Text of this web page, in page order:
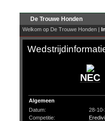
De Trouwe Honden
Welkom op De Trouwe Honden |
NEC
Algemeen
Datum:
28-
Competitie: